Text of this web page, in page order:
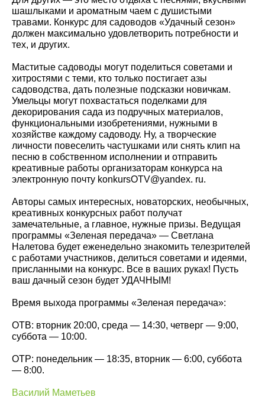
шашлыками и ароматным чаем с душистыми
травами. Конкурс для садоводов «Удачный сезон»
должен максимально удовлетворить потребности и
тех, и других.
Маститые садоводы могут поделиться советами и
хитростями с теми, кто только постигает азы
садоводства, дать полезные подсказки новичкам.
Умельцы могут похвастаться поделками для
декорирования сада из подручных материалов,
функциональными изобретениями, нужными в
хозяйстве каждому садоводу. Ну, а творческие
личности повеселить частушками или снять клип на
песню в собственном исполнении и отправить
креативные работы организаторам конкурса на
электронную почту konkursOTV@yandex. ru.
Авторы самых интересных, новаторских, необычных,
креативных конкурсных работ получат
замечательные, а главное, нужные призы. Ведущая
программы «Зеленая передача» — Светлана
Налетова будет еженедельно знакомить телезрителей
с работами участников, делиться советами и идеями,
присланными на конкурс. Все в ваших руках! Пусть
ваш дачный сезон будет УДАЧНЫМ!
Время выхода программы «Зеленая передача»:
ОТВ: вторник 20:00, среда — 14:30, четверг — 9:00,
суббота — 10:00.
ОТР: понедельник — 18:35, вторник — 6:00, суббота
— 8:00.
Василий Маметьев